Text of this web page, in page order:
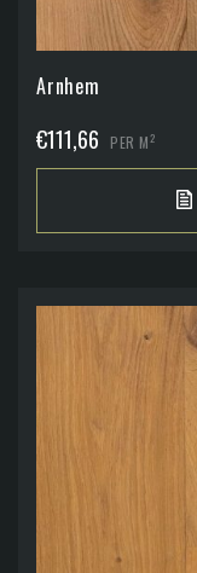
Arnhem
€111,66 PER M2